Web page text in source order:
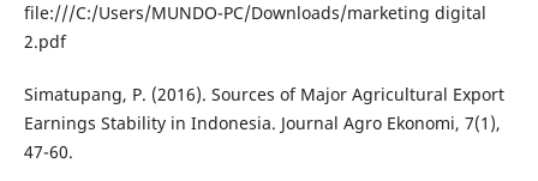
file:///C:/Users/MUNDO-PC/Downloads/marketing digital
2.pdf
Simatupang, P. (2016). Sources of Major Agricultural Export
Earnings Stability in Indonesia. Journal Agro Ekonomi, 7(1),
47-60.